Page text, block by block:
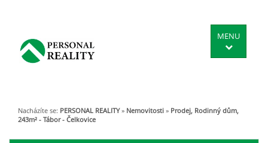
MENU
Nacházíte se: PERSONAL REALITY » Nemovitosti » Prodej, Rodinný dům,
243m² - Tábor - Čelkovice